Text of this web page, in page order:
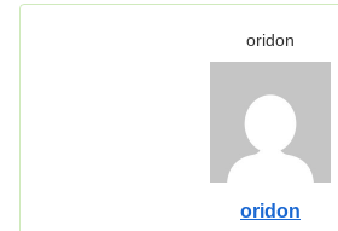
oridon
oridon